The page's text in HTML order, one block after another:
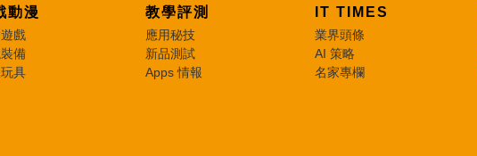
動漫
戲
備
具
教學評測
應用秘技
新品測試
Apps 情報
IT TIMES
業界頭條
AI 策略
名家專欄